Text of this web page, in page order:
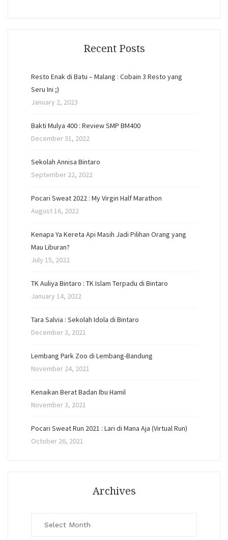
Recent Posts
Resto Enak di Batu – Malang : Cobain 3 Resto yang
Seru Ini ;)
January 2, 2023
Bakti Mulya 400 : Review SMP BM400
December 31, 2022
Sekolah Annisa Bintaro
September 22, 2022
Pocari Sweat 2022 : My Virgin Half Marathon
August 16, 2022
Kenapa Ya Kereta Api Masih Jadi Pilihan Orang yang
Mau Liburan?
July 15, 2022
TK Auliya Bintaro : TK Islam Terpadu di Bintaro
January 14, 2022
Tara Salvia : Sekolah Idola di Bintaro
December 3, 2021
Lembang Park Zoo di Lembang-Bandung
November 24, 2021
Kenaikan Berat Badan Ibu Hamil
November 3, 2021
Pocari Sweat Run 2021 : Lari di Mana Aja (Virtual Run)
October 26, 2021
Archives